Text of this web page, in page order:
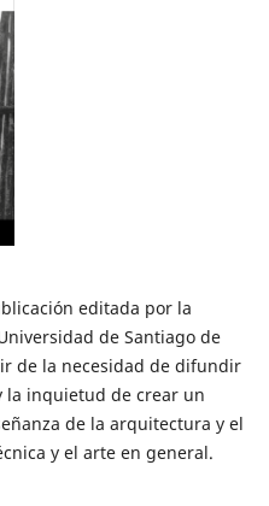
editada por la
de Santiago de
de la necesidad de difundir
la inquietud de crear un
de la arquitectura y el
y el arte en general.